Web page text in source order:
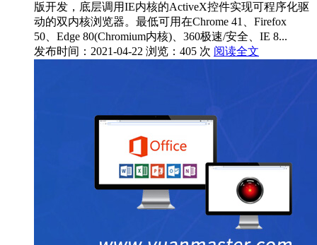
版开发，底层调用IE内核的ActiveX控件实现可程序化驱
动的双内核浏览器。最低可用在Chrome 41、Firefox
50、Edge 80(Chromium内核)、360极速/安全、IE 8...
发布时间：2021-04-22 浏览：405 次 阅读全文